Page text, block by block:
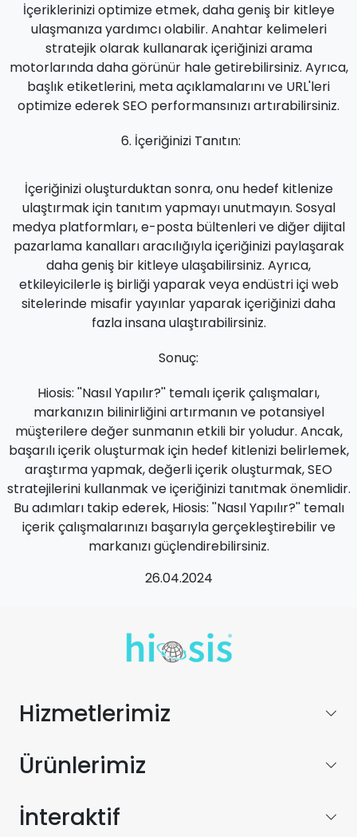
İçeriklerinizi optimize etmek, daha geniş bir kitleye
ulaşmanıza yardımcı olabilir. Anahtar kelimeleri
stratejik olarak kullanarak içeriğinizi arama
motorlarında daha görünür hale getirebilirsiniz. Ayrıca,
başlık etiketlerini, meta açıklamalarını ve URL'leri
optimize ederek SEO performansınızı artırabilirsiniz.
İçeriğinizi Tanıtın:
İçeriğinizi oluşturduktan sonra, onu hedef kitlenize
ulaştırmak için tanıtım yapmayı unutmayın. Sosyal
medya platformları, e-posta bültenleri ve diğer dijital
pazarlama kanalları aracılığıyla içeriğinizi paylaşarak
daha geniş bir kitleye ulaşabilirsiniz. Ayrıca,
etkileyicilerle iş birliği yaparak veya endüstri içi web
sitelerinde misafir yayınlar yaparak içeriğinizi daha
fazla insana ulaştırabilirsiniz.
Sonuç:
Hiosis: ''Nasıl Yapılır?'' temalı içerik çalışmaları,
markanızın bilinirliğini artırmanın ve potansiyel
müşterilere değer sunmanın etkili bir yoludur. Ancak,
başarılı içerik oluşturmak için hedef kitlenizi belirlemek,
araştırma yapmak, değerli içerik oluşturmak, SEO
stratejilerini kullanmak ve içeriğinizi tanıtmak önemlidir.
Bu adımları takip ederek, Hiosis: ''Nasıl Yapılır?'' temalı
içerik çalışmalarınızı başarıyla gerçekleştirebilir ve
markanızı güçlendirebilirsiniz.
26.04.2024
Hizmetlerimiz
Ürünlerimiz
İnteraktif